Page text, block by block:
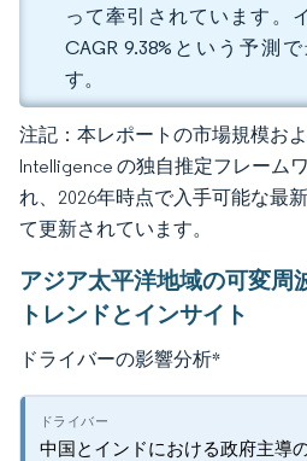
って牽引されています。
CAGR 9.38%という予測
す。
注記：本レポートの市場規模お
Intelligence の独自推定フレーム
れ、2026年時点で入手可能な最
て更新されています。
アジア太平洋地域の可変周
トレンドとインサイト
ドライバーの影響分析*
中国とインドにおける政府主導